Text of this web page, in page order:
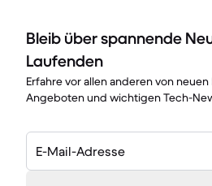
Bleib über spannende
Laufenden
Erfahre vor allen anderen von
Angeboten und wichtigen Tech-
E-Mail-Adresse